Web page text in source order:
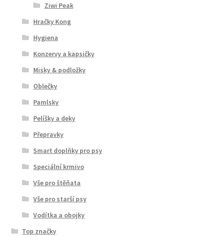
Ziwi Peak
Hračky Kong
Hygiena
Konzervy a kapsičky
Misky & podložky
Oblečky
Pamlsky
Pelíšky a deky
Přepravky
Smart doplňky pro psy
Speciální krmivo
Vše pro štěňata
Vše pro starší psy
Vodítka a obojky
Top značky